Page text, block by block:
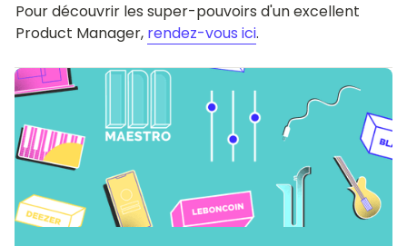
Pour découvrir les super-pouvoirs d'un excellent
Product Manager, rendez-vous ici.